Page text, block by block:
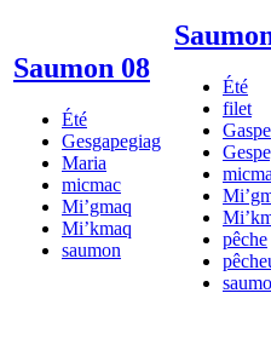
Saumon 08
Été
Gesgapegiag
Maria
micmac
Mi’gmaq
Mi’kmaq
saumon
Été
filet
Gaspe
pêche